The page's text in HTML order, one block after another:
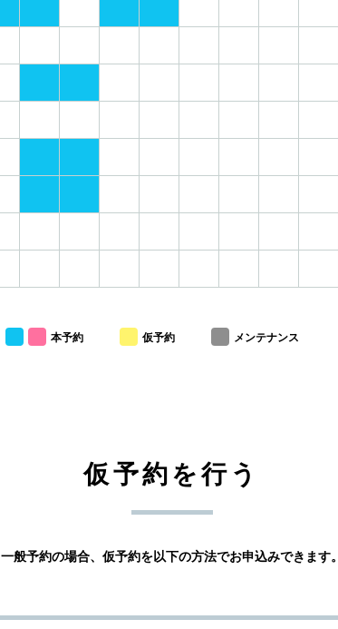
本予約 仮予約 メンテナンス
仮予約を行う
一般予約の場合、仮予約を以下の方法でお申込みできます。